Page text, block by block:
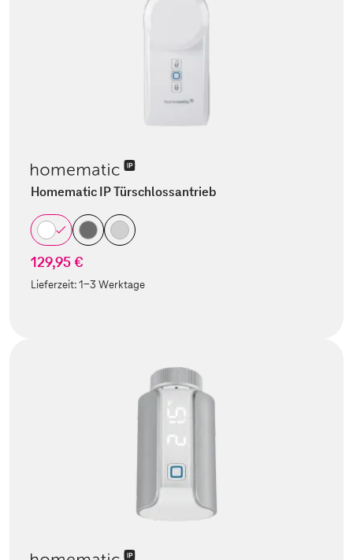
Homematic IP Türschlossantrieb
129,95 €
Lieferzeit:1-3 Werktage